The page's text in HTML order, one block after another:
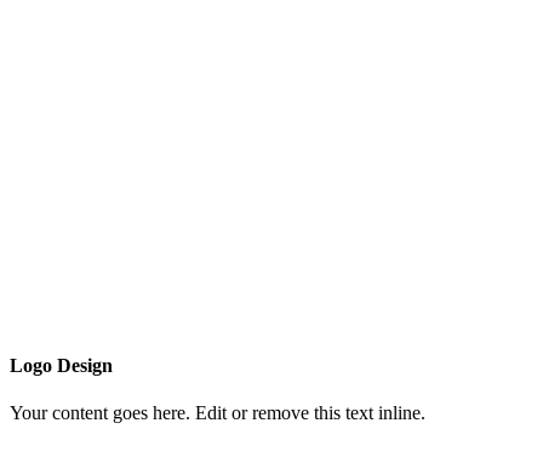
Logo Design
Your content goes here. Edit or remove this text inline.